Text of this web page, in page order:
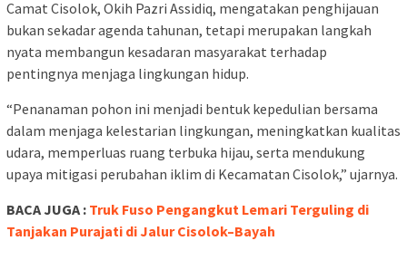
Camat Cisolok, Okih Pazri Assidiq, mengatakan penghijauan
bukan sekadar agenda tahunan, tetapi merupakan langkah
nyata membangun kesadaran masyarakat terhadap
pentingnya menjaga lingkungan hidup.
“Penanaman pohon ini menjadi bentuk kepedulian bersama
dalam menjaga kelestarian lingkungan, meningkatkan kualitas
udara, memperluas ruang terbuka hijau, serta mendukung
upaya mitigasi perubahan iklim di Kecamatan Cisolok,” ujarnya.
BACA JUGA : Truk Fuso Pengangkut Lemari Terguling di
Tanjakan Purajati di Jalur Cisolok–Bayah